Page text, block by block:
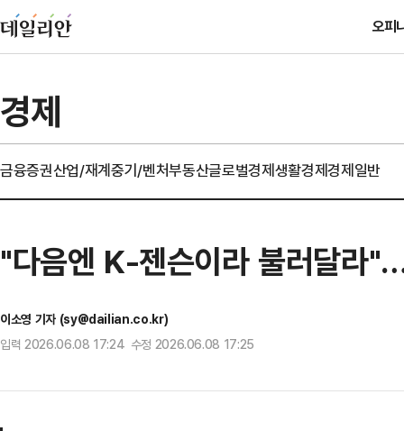
오피
경제
금융증권산업/재계중기/벤처부동산글로벌경제생활경제경제일반
"다음엔 K-젠슨이라 불러달라
이소영 기자 (sy@dailian.co.kr)
입력 2026.06.08 17:24 수정 2026.06.08 17:25